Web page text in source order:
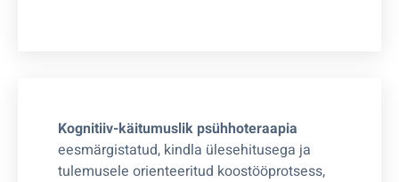
Kognitiiv-käitumuslik psühhoteraapia
eesmärgistatud, kindla ülesehitusega ja
tulemusele orienteeritud koostööprotsess,